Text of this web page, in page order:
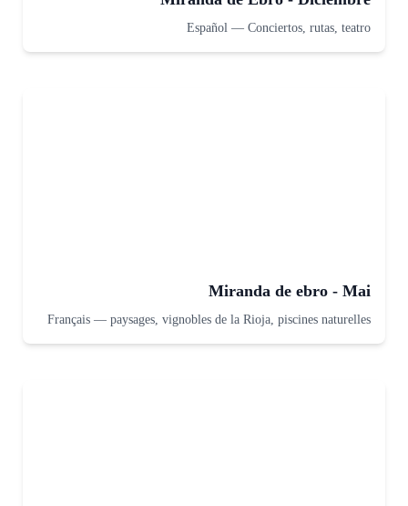
Español — Conciertos, rutas, teatro
Miranda de ebro - Mai
Français — paysages, vignobles de la Rioja, piscines naturelles